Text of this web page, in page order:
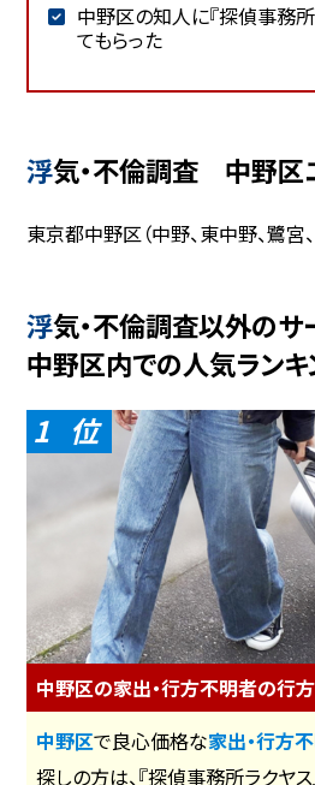
中野区の知人に『探偵事務
てもらった
浮気・不倫調査 中野区
東京都中野区（中野、東中野、鷺宮
浮気・不倫調査以外の
中野区内での人気ランキ
1
中野区の家出・行方不明者の行
中野区で良心価格な家出・行方
探しの方は、『探偵事務所ラクヤ